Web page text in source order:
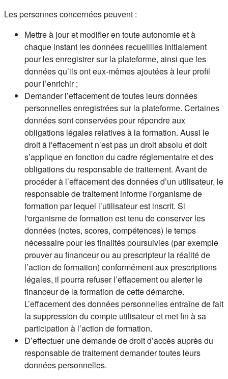
Les personnes concernées peuvent :
Mettre à jour et modifier en toute autonomie et à
chaque instant les données recueillies initialement
pour les enregistrer sur la plateforme, ainsi que les
données qu’ils ont eux-mêmes ajoutées à leur profil
pour l’enrichir ;
Demander l’effacement de toutes leurs données
personnelles enregistrées sur la plateforme. Certaines
données sont conservées pour répondre aux
obligations légales relatives à la formation. Aussi le
droit à l'effacement n’est pas un droit absolu et doit
s’applique en fonction du cadre réglementaire et des
obligations du responsable de traitement. Avant de
procéder à l’effacement des données d’un utilisateur, le
responsable de traitement informe l'organisme de
formation par lequel l’utilisateur est inscrit. Si
l'organisme de formation est tenu de conserver les
données (notes, scores, compétences) le temps
nécessaire pour les finalités poursuivies (par exemple
prouver au financeur ou au prescripteur la réalité de
l’action de formation) conformément aux prescriptions
légales, il pourra refuser l’effacement ou alerter le
financeur de la formation de cette démarche.
L’effacement des données personnelles entraîne de fait
la suppression du compte utilisateur et met fin à sa
participation à l’action de formation.
D’effectuer une demande de droit d’accès auprès du
responsable de traitement demander toutes leurs
données personnelles.